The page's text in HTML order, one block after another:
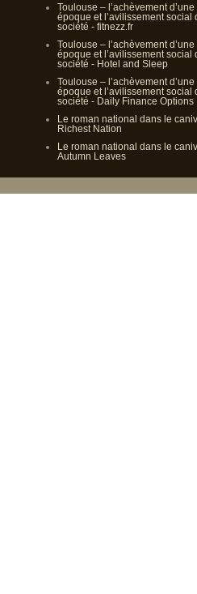
Toulouse – l’achèvement d’une
époque et l’avilissement social
société - fitnezz.fr
Toulouse – l’achèvement d’une
époque et l’avilissement social
société - Hotel and Sleep
Toulouse – l’achèvement d’une
époque et l’avilissement social
société - Daily Finance Options
Le roman national dans le
Richest Nation
Le roman national dans le
Autumn Leaves